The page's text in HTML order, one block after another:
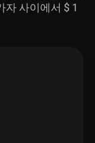
자 사이에서 $ 1